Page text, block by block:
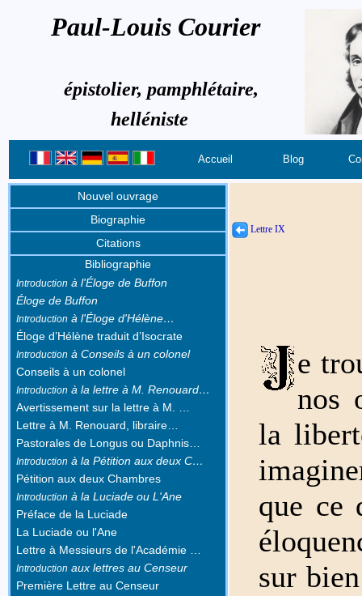
Paul-Louis Courier
épistolier, pamphlétaire,
helléniste
Accueil Blog
Nouvel ouvrage
Biographie
Citations
Bibliographie
Introduction à l'Éloge de Buffon
Éloge de Buffon
Introduction à l'Éloge d'Hélène…
Éloge d’Hélène traduit d’Isocrate
Introduction à Conseils à un colonel
Conseils à un colonel
Introduction à la lettre à M. Renouard…
Avertissement sur la lettre à M. …
Lettre à M. Renouard, libraire…
Pastorales de Longus ou Daphnis…
Introduction à la Pétition aux deux C…
Pétition aux deux Chambres
Introduction à la Luciade ou L'Ane
Préface de la Luciade
La Luciade ou l'Ane
Lettre à Messieurs de l'Académie …
Introduction aux lettres au Censeur
Première Lettre au Censeur
Lettre IX
e
nos
la
que ce
sur